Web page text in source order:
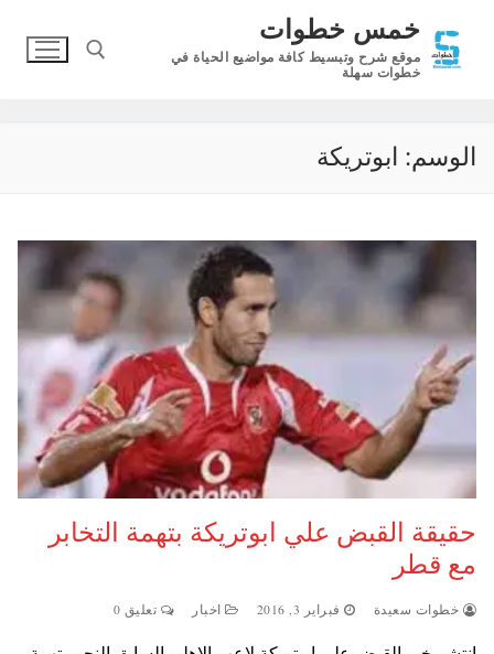
المحتوى
خمس خطوات
موقع شرح وتبسيط كافة مواضيع الحياة في
خطوات سهلة
الوسم: ابوتريكة
حقيقة القبض علي ابوتريكة بتهمة التخابر
مع قطر
خطوات سعيدة فبراير 3, 2016 اخبار تعليق 0